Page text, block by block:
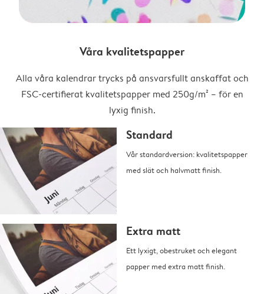
Våra kvalitetspapper
Alla våra kalendrar trycks på ansvarsfullt anskaffat och
FSC-certifierat kvalitetspapper med 250g/m² – för en
lyxig finish.
Standard
Vår standardversion: kvalitetspapper
med slät och halvmatt finish.
Extra matt
Ett lyxigt, obestruket och elegant
papper med extra matt finish.